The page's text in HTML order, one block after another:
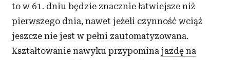
to w 61. dniu będzie znacznie łatwiejsze niż
pierwszego dnia, nawet jeżeli czynność wciąż
jeszcze nie jest w pełni zautomatyzowana.
Kształtowanie nawyku przypomina jazdę na